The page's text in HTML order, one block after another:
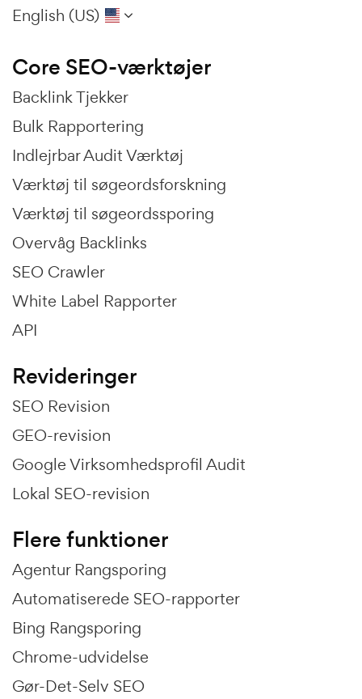
English (US)
Core SEO-værktøjer
Backlink Tjekker
Bulk Rapportering
Indlejrbar Audit Værktøj
Værktøj til søgeordsforskning
Værktøj til søgeordssporing
Overvåg Backlinks
SEO Crawler
White Label Rapporter
API
Revideringer
SEO Revision
GEO-revision
Google Virksomhedsprofil Audit
Lokal SEO-revision
Flere funktioner
Agentur Rangsporing
Automatiserede SEO-rapporter
Bing Rangsporing
Chrome-udvidelse
Gør-Det-Selv SEO